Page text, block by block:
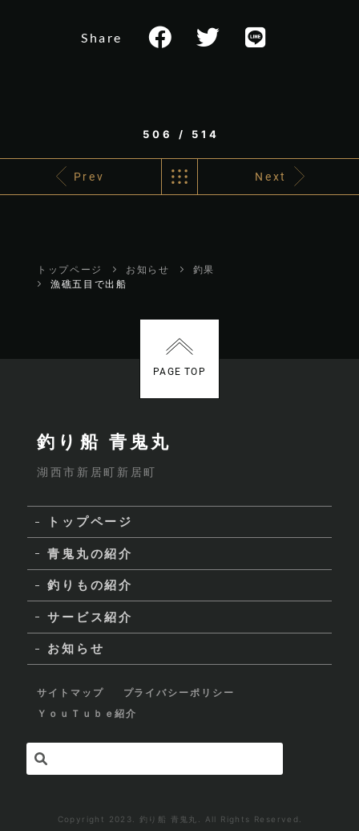
Share
506 / 514
Prev Next
トップページ お知らせ
釣果
漁礁五目で出船
PAGE TOP
釣り船 青鬼丸
湖西市新居町新居町
トップページ
青鬼丸の紹介
釣りもの紹介
サービス紹介
お知らせ
サイトマップ
プライバシーポリシー
ＹｏｕＴｕｂｅ紹介
Copyright 2023. 釣り船 青鬼丸. All Rights Reserved.